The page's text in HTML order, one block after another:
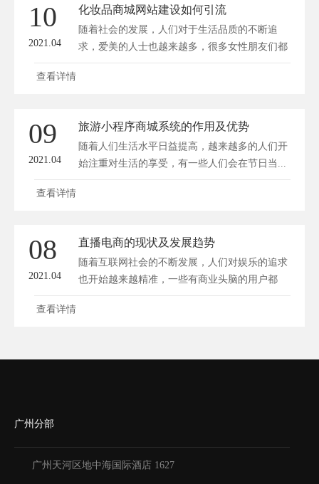
10
2021.04
化妆品商城网站建设如何引流
随着社会的发展，人们对于生活品质的不断追
求，爱美的人士也越来越多，很多女性朋友们都
愿意...
查看详情
09
2021.04
旅游小程序商城系统的作用及优势
随着人们生活水平日益提高，越来越多的人们开
始注重对生活的享受，有一些人们会在节日当...
查看详情
08
2021.04
直播电商的现状及发展趋势
随着互联网社会的不断发展，人们对娱乐的追求
也开始越来越精准，一些有商业头脑的用户都
开...
查看详情
广州分部
广州天河区地中海国际酒店 1627